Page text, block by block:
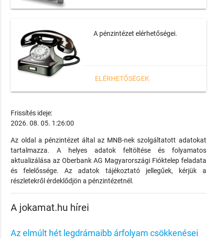
A pénzintézet elérhetőségei.
ELÉRHETŐSÉGEK
Frissítés ideje:
2026. 08. 05. 1:26:00
Az oldal a pénzintézet által az MNB-nek szolgáltatott adatokat
tartalmazza. A helyes adatok feltöltése és folyamatos
aktualizálása az Oberbank AG Magyarországi Fióktelep feladata
és felelőssége. Az adatok tájékoztató jellegűek, kérjük a
részletekről érdeklődjön a pénzintézetnél.
A jokamat.hu hírei
Az elmúlt hét legdrámaibb árfolyam csökkenései